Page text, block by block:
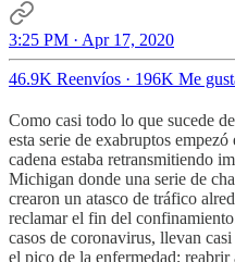
3:25 PM · Apr 17, 2020
46.9K Reenvíos · 196K Me
Como casi todo lo que sucede
esta serie de exabruptos
cadena estaba retransmitiendo
Michigan donde una serie de
crearon un atasco de tráfico
reclamar el fin del
casos de coronavirus, llevan
el pico de la enfermedad; reabrir